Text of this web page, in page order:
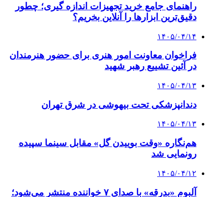
راهنمای جامع خرید تجهیزات اندازه گیری؛ چطور
دقیق‌ترین ابزارها را آنلاین بخریم؟
۱۴۰۵/۰۴/۱۴
فراخوان معاونت امور هنری برای حضور هنرمندان
در آئین تشییع رهبر شهید
۱۴۰۵/۰۴/۱۳
دندانپزشکی تحت بیهوشی در شرق تهران
۱۴۰۵/۰۴/۱۳
هم‌نگاره «وقت بوییدن گل» مقابل سینما سپیده
رونمایی شد
۱۴۰۵/۰۴/۱۲
آلبوم «بدرقه» با صدای ۷ خواننده منتشر می‌شود؛